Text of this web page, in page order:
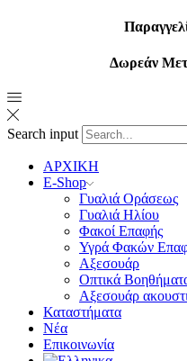
Δωρεάν
Search input
ΑΡΧΙΚΗ
E-Shop
Γυαλιά Οράσεως
Γυαλιά Ηλίου
Φακοί Επαφής
Υγρά Φακών
Αξεσουάρ
Οπτικά
Αξεσουάρ
Καταστήματα
Νέα
Επικοινωνία